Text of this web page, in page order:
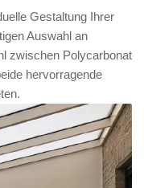
Gestaltung Ihrer
Auswahl an
zwischen Polycarbonat
hervorragende